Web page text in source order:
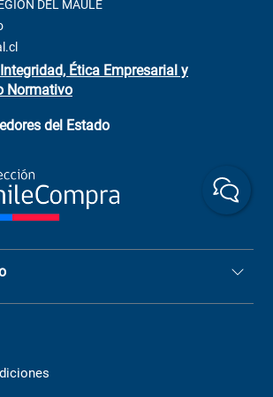
0465
+(73) 256
9549
DEL MAULE
Ética Empresarial y
Normativo
del Estado